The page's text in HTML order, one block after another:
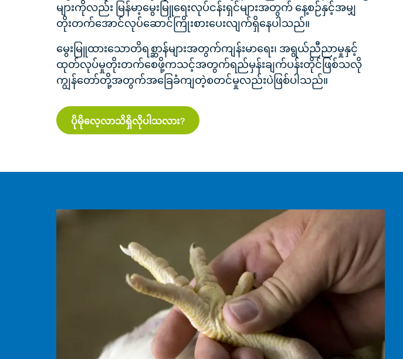
များကိုလည်း မြန်မာ့မွေးမြူရေးလုပ်ငန်းရှင်များအတွက် နေ့စဉ်နှင့်အမျှ
တိုးတက်အောင်လုပ်ဆောင်ကြိုးစားပေးလျက်ရှိနေပါသည်။
မွေးမြူထားသောတိရစ္ဆာန်များအတွက်ကျန်းမာရေး၊ အရွယ်ညီညာမှုနှင့်
ထုတ်လုပ်မှုတိုးတက်စေဖို့ကသင့်အတွက်ရည်မှန်းချက်ပန်းတိုင်ဖြစ်သလို
ကျွန်တော်တို့အတွက်အခြေခံကျတဲ့စတင်မှုလည်းပဲဖြစ်ပါသည်။
ပိုမိုလေ့လာသိရှိလိုပါသလား?